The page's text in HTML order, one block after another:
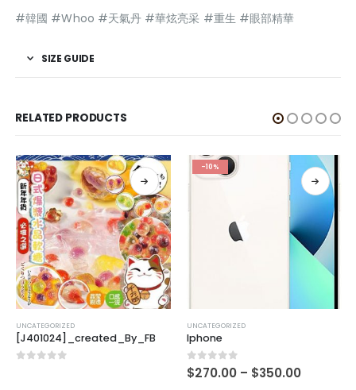
#韓國 #Whoo #天氣丹 #華炫亮采 #重生 #眼部精華
SIZE GUIDE
RELATED PRODUCTS
UNCATEGORIZED
[J401024]_created_By_FB
-10%
UNCATEGORIZED
Iphone
0out of 5
$270.00 – $350.00